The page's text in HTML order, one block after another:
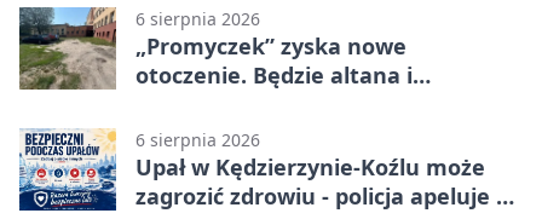
6 sierpnia 2026
„Promyczek” zyska nowe
otoczenie. Będzie altana i
6 sierpnia 2026
Upał w Kędzierzynie-Koźlu może
zagrozić zdrowiu - policja apeluje o